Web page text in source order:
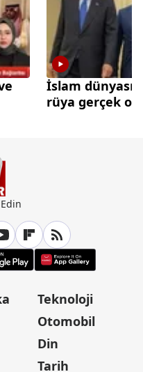
İslam
rüya gerçek
Teknoloji
Otomobil
Din
Tarih